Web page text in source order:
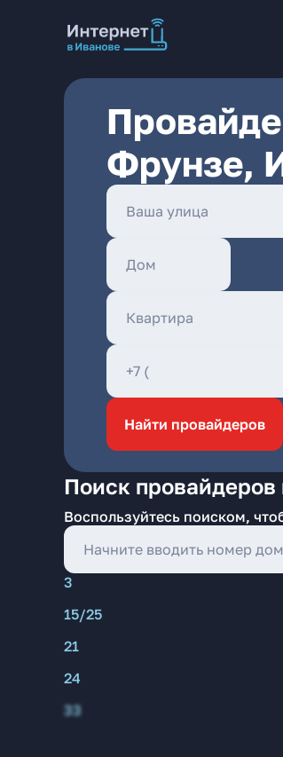
Фрунзе,
Найти провайдеров
Поиск
Воспользуйтесь поиском,
3
15/25
21
24
33